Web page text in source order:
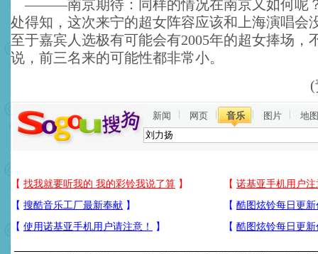
———南京期待：同样的情况在南京又如何呢
处得知，这次来宁的超女阵容应该和上海演唱会
至于嘉宾人选极有可能会有2005年的超女捧场，
说，前三名来的可能性都非常小。
(
新闻 网页 音乐 图片 地图